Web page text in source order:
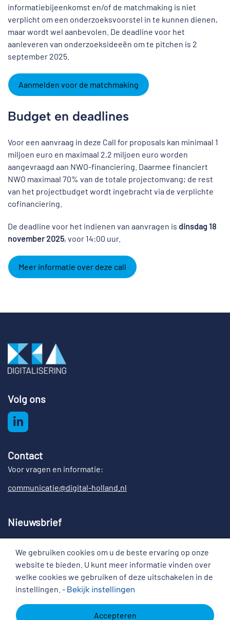
Cookies
We gebruiken cookies om u de beste ervaring op onze
website te bieden. U kunt meer informatie vinden over
welke cookies we gebruiken of deze uitschakelen in de
instellingen. - Bekijk instellingen
Accepteren
informatiebijeenkomst en/of de matchmaking is niet
verplicht om een onderzoeksvoorstel in te kunnen dienen,
maar wordt wel aanbevolen. De deadline voor het
aanleveren van onderzoeksideeën om te pitchen is 2
september 2025.
Aanmelden voor de matchmaking
Budget en deadlines
Voor een aanvraag in deze Call for proposals kan minimaal 1
miljoen euro en maximaal 2,2 miljoen euro worden
aangevraagd aan NWO-financiering. Daarmee financiert
NWO maximaal 70% van de totale projectomvang; de rest
van het projectbudget wordt ingebracht via de verplichte
cofinanciering.
De deadline voor het indienen van aanvragen is dinsdag 18
november 2025, voor 14:00 uur.
Meer informatie over deze call
Volg ons
Contact
Voor vragen en informatie:
communicatie@digital-holland.nl
Nieuwsbrief
Meld u aan voor de nieuwsbrief Digital Holland
Disclaimer Cookies